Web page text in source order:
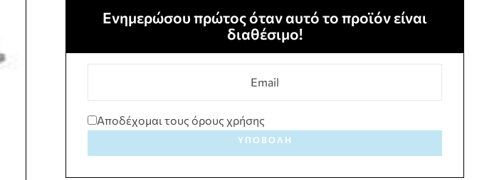
Ενημερώσου πρώτος όταν αυτό το προϊόν είναι
διαθέσιμο!
Αποδέχομαι τους όρους χρήσης
ΥΠΟΒΟΛΉ